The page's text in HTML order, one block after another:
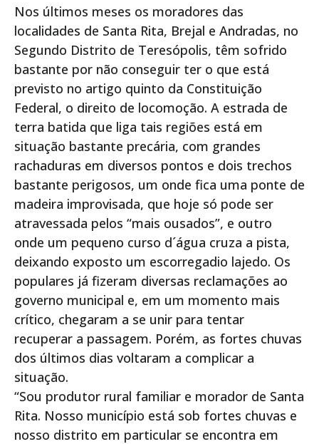
Nos últimos meses os moradores das
localidades de Santa Rita, Brejal e Andradas, no
Segundo Distrito de Teresópolis, têm sofrido
bastante por não conseguir ter o que está
previsto no artigo quinto da Constituição
Federal, o direito de locomoção. A estrada de
terra batida que liga tais regiões está em
situação bastante precária, com grandes
rachaduras em diversos pontos e dois trechos
bastante perigosos, um onde fica uma ponte de
madeira improvisada, que hoje só pode ser
atravessada pelos “mais ousados”, e outro
onde um pequeno curso d´água cruza a pista,
deixando exposto um escorregadio lajedo. Os
populares já fizeram diversas reclamações ao
governo municipal e, em um momento mais
crítico, chegaram a se unir para tentar
recuperar a passagem. Porém, as fortes chuvas
dos últimos dias voltaram a complicar a
situação.
“Sou produtor rural familiar e morador de Santa
Rita. Nosso município está sob fortes chuvas e
nosso distrito em particular se encontra em